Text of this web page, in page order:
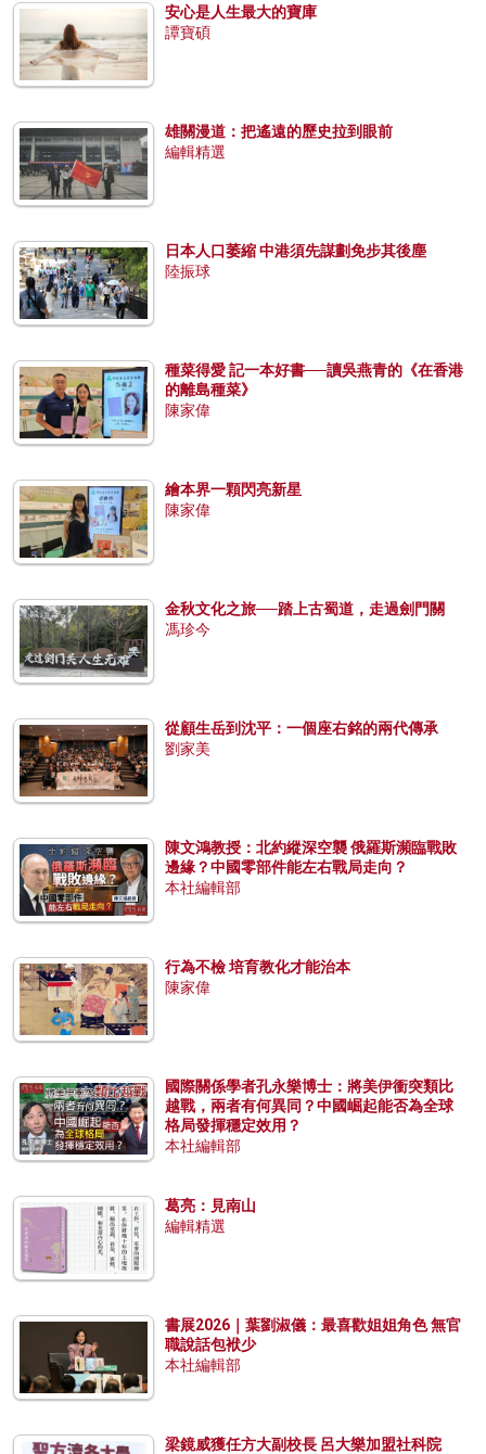
安心是人生最大的寶庫
譚寶碩
雄關漫道：把遙遠的歷史拉到眼前
編輯精選
日本人口萎縮 中港須先謀劃免步其後塵
陸振球
種菜得愛 記一本好書──讀吳燕青的《在香港
的離島種菜》
陳家偉
繪本界一顆閃亮新星
陳家偉
金秋文化之旅──踏上古蜀道，走過劍門關
馮珍今
從顧生岳到沈平：一個座右銘的兩代傳承
劉家美
陳文鴻教授：北約縱深空襲 俄羅斯瀕臨戰敗
邊緣？中國零部件能左右戰局走向？
本社編輯部
行為不檢 培育教化才能治本
陳家偉
國際關係學者孔永樂博士：將美伊衝突類比
越戰，兩者有何異同？中國崛起能否為全球
格局發揮穩定效用？
本社編輯部
葛亮：見南山
編輯精選
書展2026｜葉劉淑儀：最喜歡姐姐角色 無官
職說話包袱少
本社編輯部
梁鏡威獲任方大副校長 呂大樂加盟社科院